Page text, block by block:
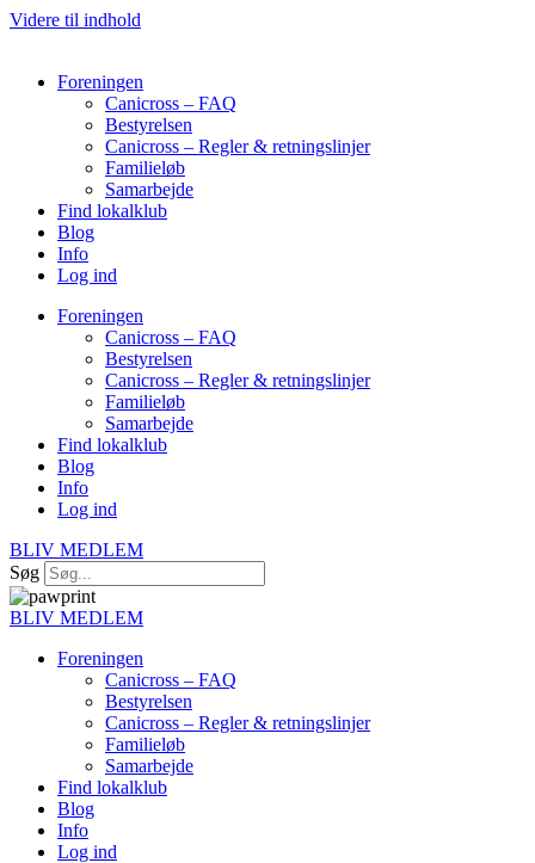
Videre til indhold
Foreningen
Canicross – FAQ
Bestyrelsen
Canicross – Regler & retningslinjer
Familieløb
Samarbejde
Find lokalklub
Blog
Info
Log ind
Foreningen
Canicross – FAQ
Bestyrelsen
Canicross – Regler & retningslinjer
Familieløb
Samarbejde
Find lokalklub
Blog
Info
Log ind
BLIV MEDLEM
Søg
BLIV MEDLEM
Foreningen
Canicross – FAQ
Bestyrelsen
Canicross – Regler & retningslinjer
Familieløb
Samarbejde
Find lokalklub
Blog
Info
Log ind